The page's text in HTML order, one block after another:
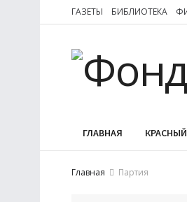
ГАЗЕТЫ БИБЛИОТЕКА
ГЛАВНАЯ
Главная Партия